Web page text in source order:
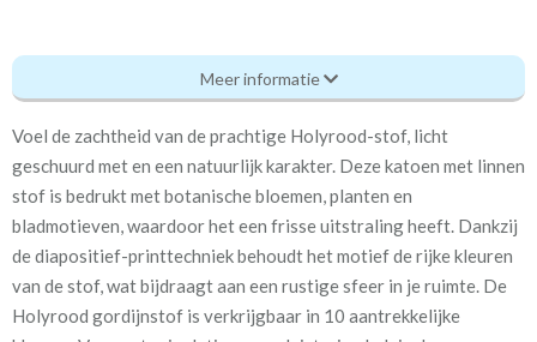
Fry_ [49] Holyrood charcoal
Eigenschappen gordijnstof
Artikelnummer Fry_ [49] Holyrood charcoal
Patroon: 64 cm
Stofbreedte: 145 cm
Mate van verduistering:
Geen (voering optioneel
Meer informatie
Voel de zachtheid van de prachtige Holyrood-stof, licht
geschuurd met en een natuurlijk karakter. Deze katoen met linnen
stof is bedrukt met botanische bloemen, planten en
bladmotieven, waardoor het een frisse uitstraling heeft. Dankzij
de diapositief-printtechniek behoudt het motief de rijke kleuren
van de stof, wat bijdraagt aan een rustige sfeer in je ruimte. De
Holyrood gordijnstof is verkrijgbaar in 10 aantrekkelijke